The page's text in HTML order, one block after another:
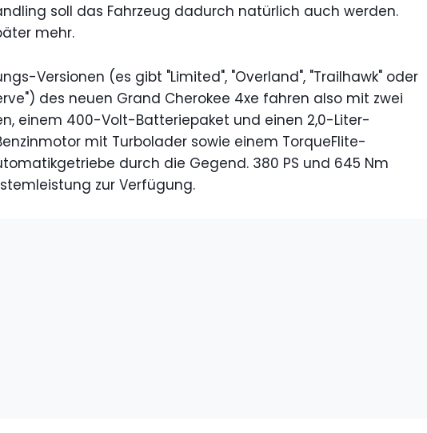
soll das Fahrzeug dadurch natürlich auch werden.
mehr.
Versionen (es gibt "Limited", "Overland", "Trailhawk" oder
des neuen Grand Cherokee 4xe fahren also mit zwei
einem 400-Volt-Batteriepaket und einen 2,0-Liter-
mit Turbolader sowie einem TorqueFlite-
durch die Gegend. 380 PS und 645 Nm
zur Verfügung.